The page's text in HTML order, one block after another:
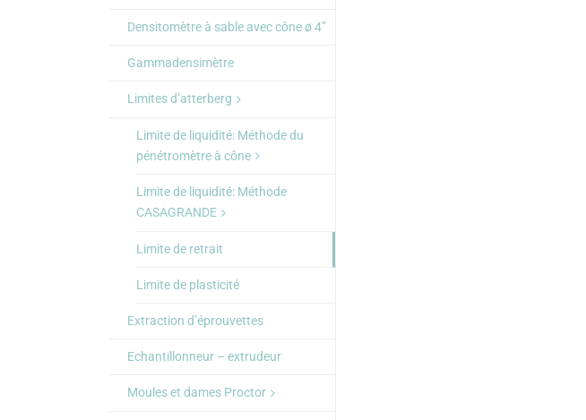
Densitomètre à sable avec cône ø 4”
Gammadensimètre
Limites d’atterberg
Limite de liquidité: Méthode du
pénétromètre à cône
Limite de liquidité: Méthode
CASAGRANDE
Limite de retrait
Limite de plasticité
Extraction d’éprouvettes
Echantillonneur – extrudeur
Moules et dames Proctor